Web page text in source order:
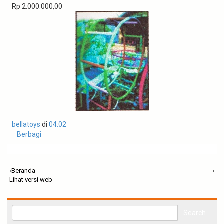
i
o
n
Rp 2.000.000,00
bellatoys di 04.02
Berbagi
‹ ›
Beranda
Lihat versi web